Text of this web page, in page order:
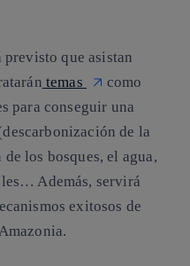
que asistan
temas
como
para conseguir una
de la
de los bosques, el agua,
… Además, servirá
exitosos de
Amazonia.